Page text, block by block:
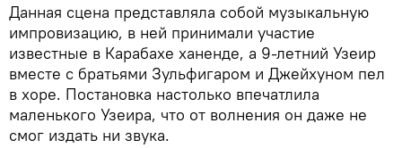
Данная сцена представляла собой музыкальную
импровизацию, в ней принимали участие
известные в Карабахе ханенде, а 9-летний Узеир
вместе с братьями Зульфигаром и Джейхуном пел
в хоре. Постановка настолько впечатлила
маленького Узеира, что от волнения он даже не
смог издать ни звука.